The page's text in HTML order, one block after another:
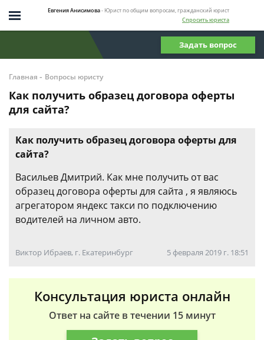
Евгения Анисимова- Юрист по общим вопросам, гражданский юрист
Спросить юриста
Задать вопрос
Главная - Вопросы юристу
Как получить образец договора оферты
для сайта?
Как получить образец договора оферты для
сайта?
Васильев Дмитрий. Как мне получить от вас
образец договора оферты для сайта , я являюсь
агрегатором яндекс такси по подключению
водителей на личном авто.
Виктор Ибраев, г. Екатеринбург 5 февраля 2019 г. 18:51
Консультация юриста онлайн
Ответ на сайте в течении 15 минут